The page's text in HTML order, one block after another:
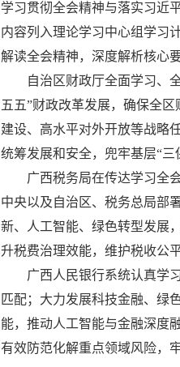
学习贯彻全会精神与落实习近
内容列入理论学习中心组学习
解读全会精神，深度解析核心
自治区财政厅全面学习、
五五”财政改革发展，确保全
建设、高水平对外开放等战略
统筹发展和安全，兜牢基层“三
广西税务局在传达学习全
中央以及自治区、税务总局部
新、人工智能、绿色转型发展
升税费治理效能，维护税收公
广西人民银行系统认真学
匹配；大力发展科技金融、绿
能，推动人工智能与金融深度
有效防范化解重点领域风险，